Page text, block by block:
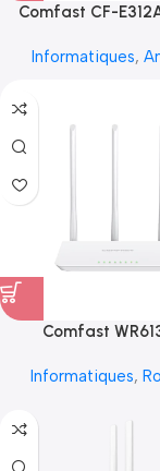
Comfast CF-
Informatiques,
Comfast
Informatiques,